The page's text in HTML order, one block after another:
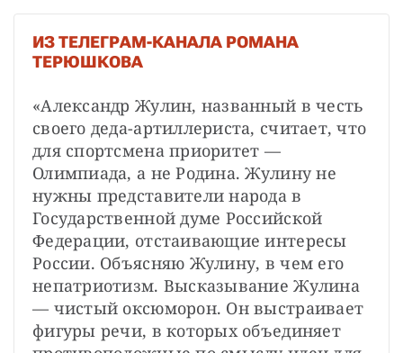
ИЗ ТЕЛЕГРАМ-КАНАЛА РОМАНА
ТЕРЮШКОВА
«Александр Жулин, названный в честь
своего деда-артиллериста, считает, что
для спортсмена приоритет —
Олимпиада, а не Родина. Жулину не
нужны представители народа в
Государственной думе Российской
Федерации, отстаивающие интересы
России. Объясняю Жулину, в чем его
непатриотизм. Высказывание Жулина
— чистый оксюморон. Он выстраивает
фигуры речи, в которых объединяет